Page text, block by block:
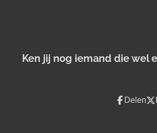
Ken jij nog iemand die wel
Delen